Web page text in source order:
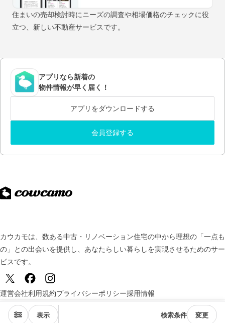
表示 検索条件 変更
住まいの売却検討時にニーズの調査や相場価格のチェックに役
立つ、新しい不動産サービスです。
アプリなら新着の
物件情報が早く届く！
アプリをダウンロードする
会員登録する
カウカモは、数ある中古・リノベーション住宅の中から理想の「一点も
の」との出会いを提供し、 あなたらしい暮らしを実現させるためのサー
ビスです。
運営会社利用規約プライバシーポリシー採用情報
© TSUKURUBA Inc. All rights reserved.